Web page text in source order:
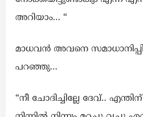
അറിയാം… “
മാധവന്‍ അവനെ
പറഞ്ഞു…
“നീ ചോദിച്ചില്ലേ ദേവ്..